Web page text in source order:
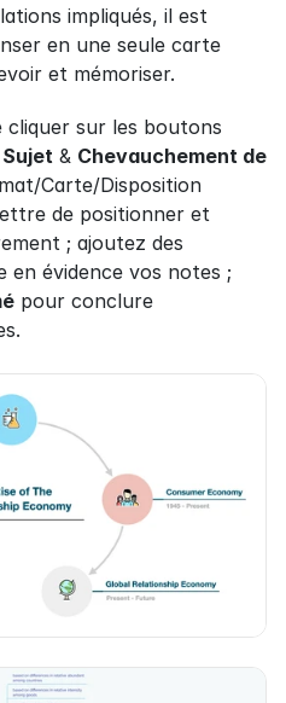
impliqués, il est
en une seule carte
et mémoriser.
& Chevauchement de
Carte/Disposition
de positionner et
évidence vos notes ;
pour conclure